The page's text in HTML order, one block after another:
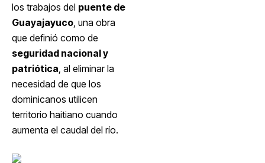
los trabajos del puente de
Guayajayuco , una obra
que definió como de
seguridad nacional y
patriótica , al eliminar la
necesidad de que los
dominicanos utilicen
territorio haitiano cuando
aumenta el caudal del río.